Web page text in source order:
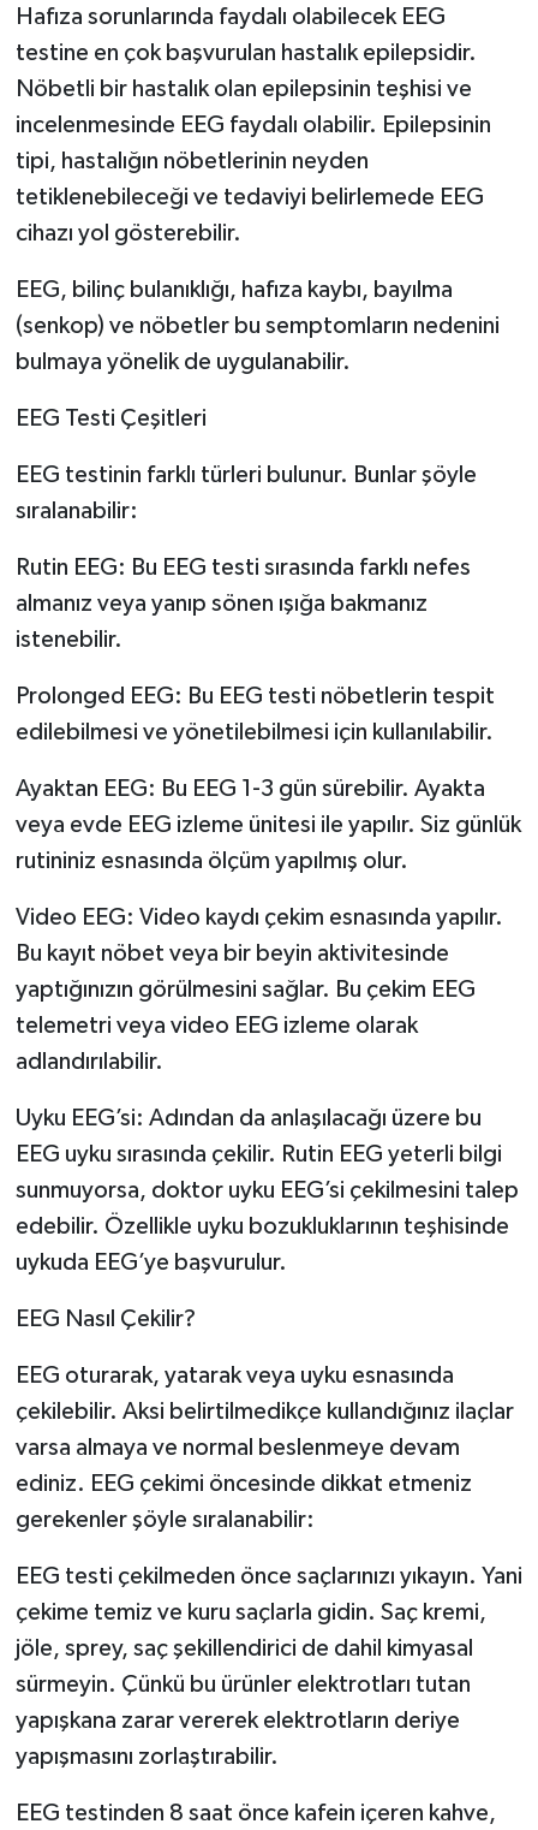
Hafıza sorunlarında faydalı olabilecek EEG
testine en çok başvurulan hastalık epilepsidir.
Nöbetli bir hastalık olan epilepsinin teşhisi ve
incelenmesinde EEG faydalı olabilir. Epilepsinin
tipi, hastalığın nöbetlerinin neyden
tetiklenebileceği ve tedaviyi belirlemede EEG
cihazı yol gösterebilir.
EEG, bilinç bulanıklığı, hafıza kaybı, bayılma
(senkop) ve nöbetler bu semptomların nedenini
bulmaya yönelik de uygulanabilir.
EEG Testi Çeşitleri
EEG testinin farklı türleri bulunur. Bunlar şöyle
sıralanabilir:
Rutin EEG: Bu EEG testi sırasında farklı nefes
almanız veya yanıp sönen ışığa bakmanız
istenebilir.
Prolonged EEG: Bu EEG testi nöbetlerin tespit
edilebilmesi ve yönetilebilmesi için kullanılabilir.
Ayaktan EEG: Bu EEG 1-3 gün sürebilir. Ayakta
veya evde EEG izleme ünitesi ile yapılır. Siz günlük
rutininiz esnasında ölçüm yapılmış olur.
Video EEG: Video kaydı çekim esnasında yapılır.
Bu kayıt nöbet veya bir beyin aktivitesinde
yaptığınızın görülmesini sağlar. Bu çekim EEG
telemetri veya video EEG izleme olarak
adlandırılabilir.
Uyku EEG’si: Adından da anlaşılacağı üzere bu
EEG uyku sırasında çekilir. Rutin EEG yeterli bilgi
sunmuyorsa, doktor uyku EEG’si çekilmesini talep
edebilir. Özellikle uyku bozukluklarının teşhisinde
uykuda EEG’ye başvurulur.
EEG Nasıl Çekilir?
EEG oturarak, yatarak veya uyku esnasında
çekilebilir. Aksi belirtilmedikçe kullandığınız ilaçlar
varsa almaya ve normal beslenmeye devam
ediniz. EEG çekimi öncesinde dikkat etmeniz
gerekenler şöyle sıralanabilir:
EEG testi çekilmeden önce saçlarınızı yıkayın. Yani
çekime temiz ve kuru saçlarla gidin. Saç kremi,
jöle, sprey, saç şekillendirici de dahil kimyasal
sürmeyin. Çünkü bu ürünler elektrotları tutan
yapışkana zarar vererek elektrotların deriye
yapışmasını zorlaştırabilir.
EEG testinden 8 saat önce kafein içeren kahve,